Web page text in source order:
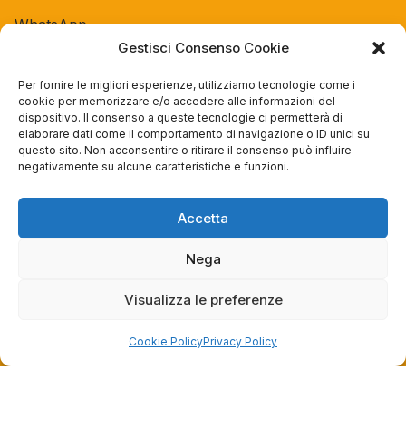
Gestisci Consenso Cookie
Per fornire le migliori esperienze, utilizziamo tecnologie come i
cookie per memorizzare e/o accedere alle informazioni del
dispositivo. Il consenso a queste tecnologie ci permetterà di
elaborare dati come il comportamento di navigazione o ID unici su
questo sito. Non acconsentire o ritirare il consenso può influire
negativamente su alcune caratteristiche e funzioni.
Accetta
Nega
Visualizza le preferenze
Cookie PolicyPrivacy Policy
WhatsApp
Orari negozio
Lun: 15 – 19
Mar – Sab: 10 – 13:30 ⇢ 14:30 – 19:00
Dom: chiuso
Servizi
Easy Ride
Valutazione usato